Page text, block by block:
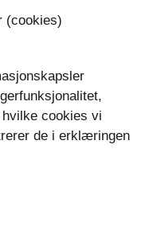
også bidrar
til rette for
(cookies)
cookies vi
de i erklæringen